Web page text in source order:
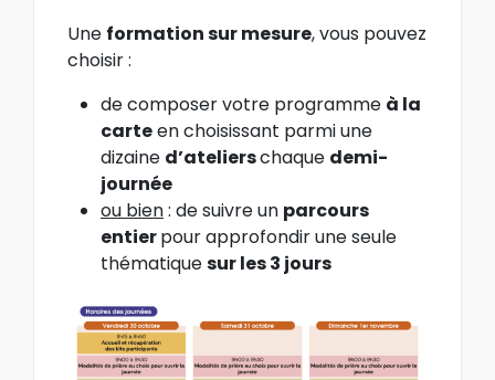
Une formation sur mesure, vous pouvez
choisir :
de composer votre programme à la
carteen choisissant parmi une
dizaine d’atelierschaque demi-
journée
ou bien: de suivre un parcours
entierpour approfondir une seule
thématiquesur les 3 jours